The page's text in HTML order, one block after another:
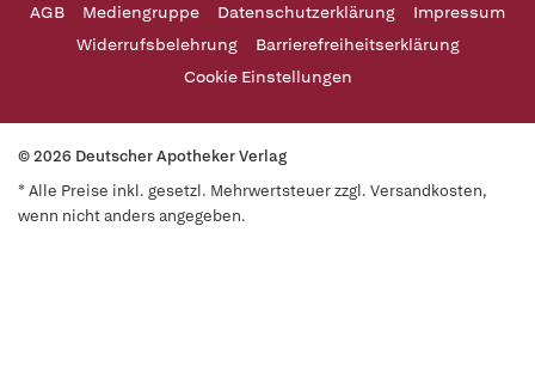
AGB Mediengruppe Datenschutzerklärung
Impressum
Widerrufsbelehrung
Barrierefreiheitserklärung
Cookie Einstellungen
© 2026 Deutscher Apotheker Verlag
* Alle Preise inkl. gesetzl. Mehrwertsteuer zzgl. Versandkosten,
wenn nicht anders angegeben.